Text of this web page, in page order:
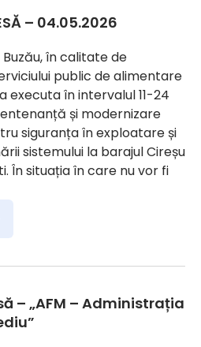
– 04.05.2026
în calitate de
public de alimentare
executa în intervalul 11-24
și modernizare
siguranța în exploatare și
sistemului la barajul Cireșu
În situația în care nu vor fi
– „AFM – Administrația